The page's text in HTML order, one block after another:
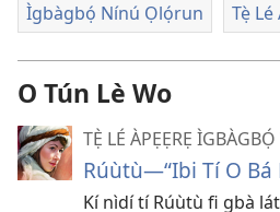
Ìgbàgbọ́ Nínú Ọlọ́run Tẹ̀
O Tún Lè Wo
TẸ̀ LÉ ÀPẸẸRẸ
Rúùtù—“Ibi Tí O Bá
Kí nìdí tí Rúùtù fi gbà